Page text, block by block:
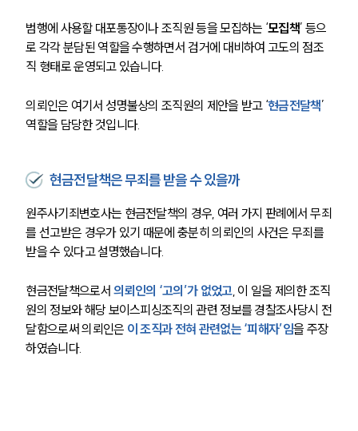
범행에 사용할 대포통장이나 조직원 등을 모집하는 ‘모집책’ 등으
로 각각 분담된 역할을 수행하면서 검거에 대비하여 고도의 점조
직 형태로 운영되고 있습니다.
의뢰인은 여기서 성명불상의 조직원의 제안을 받고 ‘현금전달책’
역할을 담당한 것입니다.
현금전달책은 무죄를 받을 수 있을까
원주사기죄변호사는 현금전달책의 경우, 여러 가지 판례에서 무죄
를 선고받은 경우가 있기 때문에 충분히 의뢰인의 사건은 무죄를
받을 수 있다고 설명했습니다.
현금전달책으로서 의뢰인의 ‘고의’가 없었고, 이 일을 제의한 조직
원의 정보와 해당 보이스피싱조직의 관련 정보를 경찰조사당시 전
달함으로써 의뢰인은 이 조직과 전혀 관련없는 ‘피해자’임을 주장
하였습니다.